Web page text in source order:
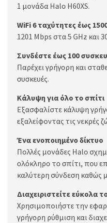
1 μονάδα Halo H60XS.
WiFi 6 ταχύτητες έως
1201 Mbps στα 5 GHz και
Συνδέστε έως 100
Παρέχει γρήγορη και
συσκευές.
Κάλυψη για όλο το σπίτι
Εξασφαλίστε κάλυψη
εξαλείφοντας τις νεκρές
Ένα ενοποιημένο δίκτυο
Πολλές μονάδες Halo
ολόκληρο το σπίτι, που
καλύτερη σύνδεση καθώς
Διαχειριστείτε εύκολα
Χρησιμοποιήστε την
γρήγορη ρύθμιση και